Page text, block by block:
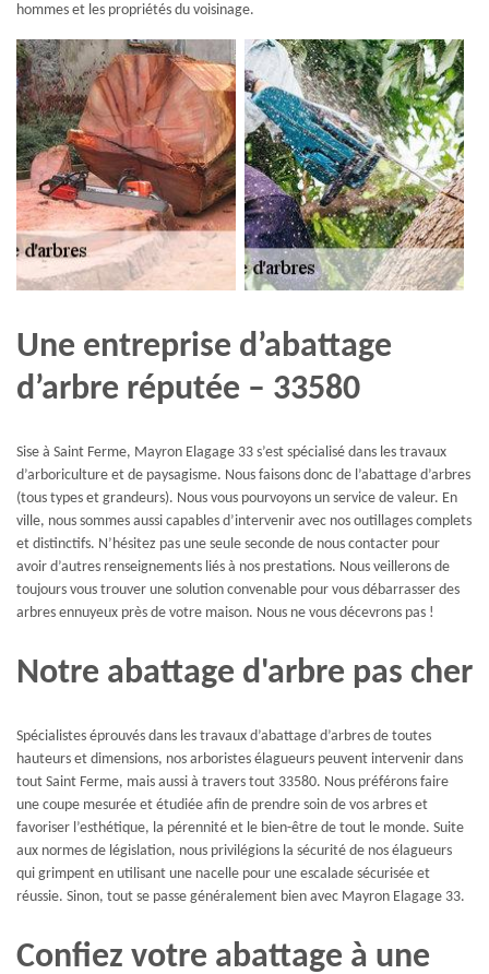
hommes et les propriétés du voisinage.
Une entreprise d’abattage
d’arbre réputée – 33580
Sise à Saint Ferme, Mayron Elagage 33 s’est spécialisé dans les travaux
d’arboriculture et de paysagisme. Nous faisons donc de l’abattage d’arbres
(tous types et grandeurs). Nous vous pourvoyons un service de valeur. En
ville, nous sommes aussi capables d’intervenir avec nos outillages complets
et distinctifs. N’hésitez pas une seule seconde de nous contacter pour
avoir d’autres renseignements liés à nos prestations. Nous veillerons de
toujours vous trouver une solution convenable pour vous débarrasser des
arbres ennuyeux près de votre maison. Nous ne vous décevrons pas !
Notre abattage d'arbre pas cher
Spécialistes éprouvés dans les travaux d’abattage d’arbres de toutes
hauteurs et dimensions, nos arboristes élagueurs peuvent intervenir dans
tout Saint Ferme, mais aussi à travers tout 33580. Nous préférons faire
une coupe mesurée et étudiée afin de prendre soin de vos arbres et
favoriser l’esthétique, la pérennité et le bien-être de tout le monde. Suite
aux normes de législation, nous privilégions la sécurité de nos élagueurs
qui grimpent en utilisant une nacelle pour une escalade sécurisée et
réussie. Sinon, tout se passe généralement bien avec Mayron Elagage 33.
Confiez votre abattage à une